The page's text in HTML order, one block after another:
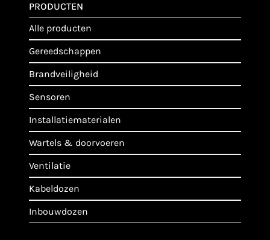
PRODUCTEN
alle producten
gereedschappen
brandveiligheid
sensoren
installatiematerialen
wartels & doorvoeren
ventilatie
kabeldozen
inbouwdozen